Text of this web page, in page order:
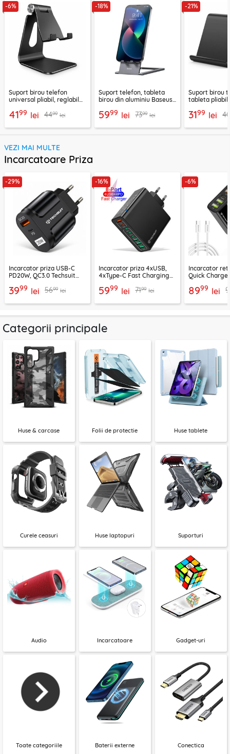
-6%
Suport birou telefon
universal pliabil, reglabil
negru
4199 lei 4499 lei
-18%
Suport telefon, tableta
birou din aluminiu Baseus,
5999 lei 7399 lei
-21%
Suport birou
tableta pliabil
3199 lei
VEZI MAI MULTE
Incarcatoare Priza
-29%
Incarcator priza USB-C
PD20W, QC3.0 Techsuit
CHPD038
3999 lei 5699 lei
-16%
Incarcator priza 4xUSB,
4xType-C Fast Charging
negru, CHPD224
5999 lei 7199 lei
-6%
Incarcator
Quick Charge
CHC2
8999 lei
Categorii principale
Huse & carcase Folii de protectie Huse tablete
Curele ceasuri Huse laptopuri Suporturi
Audio Incarcatoare Gadget-uri
Toate categoriile Baterii externe Conectica